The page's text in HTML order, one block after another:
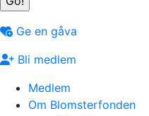
Ge en gåva
Bli medlem
Medlem
Om Blomsterfonden